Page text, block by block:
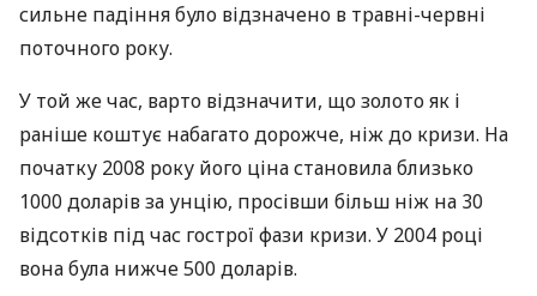
сильне падіння було відзначено в травні-червні
поточного року.
У той же час, варто відзначити, що золото як і
раніше коштує набагато дорожче, ніж до кризи. На
початку 2008 року його ціна становила близько
1000 доларів за унцію, просівши більш ніж на 30
відсотків під час гострої фази кризи. У 2004 році
вона була нижче 500 доларів.